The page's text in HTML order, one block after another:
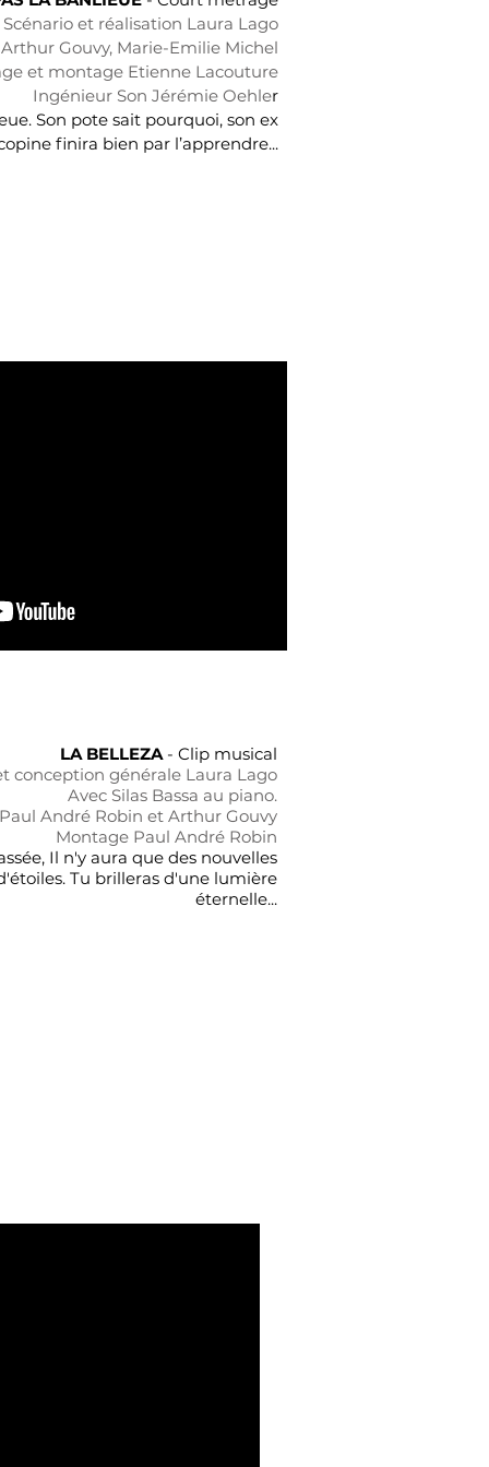
Scénario et réalisation Laura Lago
Gouvy, Marie-Emilie Michel
et montage Etienne Lacouture
Ingénieur Son Jérémie Oehler
Son pote sait pourquoi, son ex
finira bien par l’apprendre...
LA BELLEZA- Clip musical
conception générale Laura Lago
Avec Silas Bassa au piano.
André Robin et Arthur Gouvy
Montage Paul André Robin
Il n'y aura que des nouvelles
Tu brilleras d'une lumière
éternelle...